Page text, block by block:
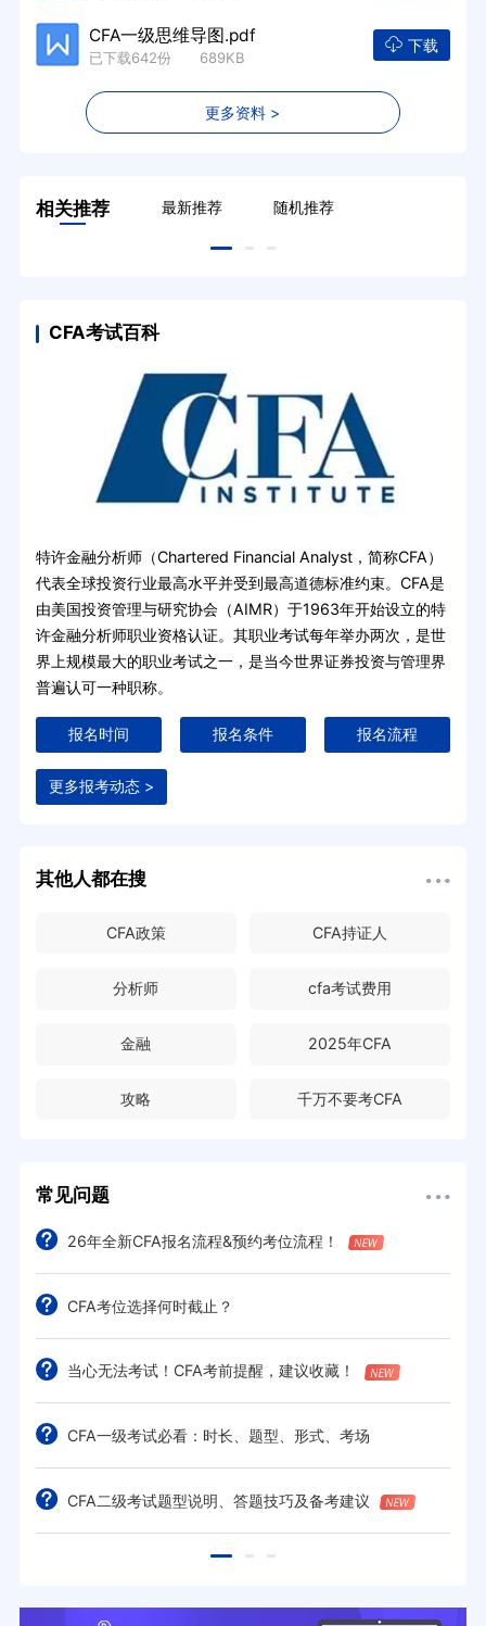
CFA一级思维导图.pdf
已下载642份 689KB
下载
更多资料 >
相关推荐 最新推荐 随机推荐
CFA考试百科
特许金融分析师（Chartered Financial Analyst，简称CFA）
代表全球投资行业最高水平并受到最高道德标准约束。CFA是
由美国投资管理与研究协会（AIMR）于1963年开始设立的特
许金融分析师职业资格认证。其职业考试每年举办两次，是世
界上规模最大的职业考试之一，是当今世界证券投资与管理界
普遍认可一种职称。
报名时间 报名条件 报名流程
更多报考动态 >
其他人都在搜
CFA政策 CFA持证人
分析师 cfa考试费用
金融 2025年CFA
攻略 千万不要考CFA
常见问题
26年全新CFA报名流程&预约考位流程！
CFA考位选择何时截止？
当心无法考试！CFA考前提醒，建议收藏！
CFA一级考试必看：时长、题型、形式、考场
CFA二级考试题型说明、答题技巧及备考建议